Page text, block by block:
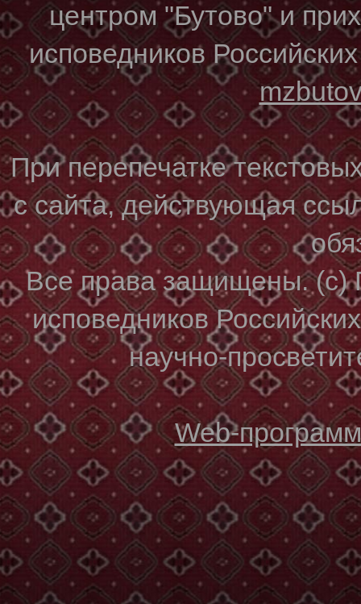
центром "Бутово" и
исповедников
При перепечатке
с сайта, действующая
Все права защищены. (с)
исповедников
научно-
Web-